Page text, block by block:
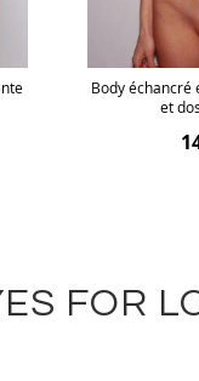
Body
et
FOR